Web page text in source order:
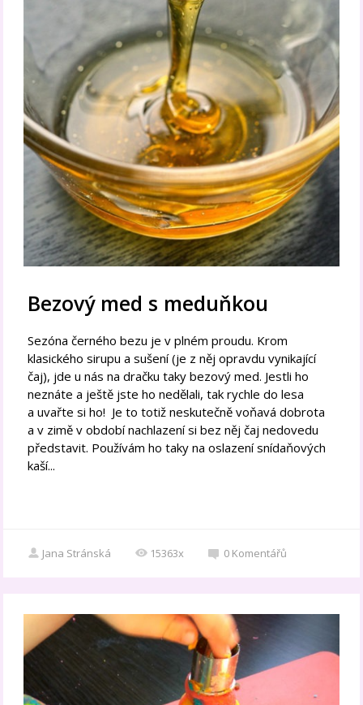
Bezový med s meduňkou
Sezóna černého bezu je v plném proudu. Krom
klasického sirupu a sušení (je z něj opravdu vynikající
čaj), jde u nás na dračku taky bezový med. Jestli ho
neznáte a ještě jste ho nedělali, tak rychle do lesa
a uvařte si ho! Je to totiž neskutečně voňavá dobrota
a v zimě v období nachlazení si bez něj čaj nedovedu
představit. Používám ho taky na oslazení snídaňových
kaší...
Jana Stránská 15363x 0 Komentářů